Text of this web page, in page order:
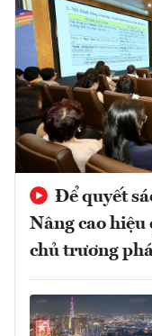
Để quyết
Nâng cao hiệu
chủ trương